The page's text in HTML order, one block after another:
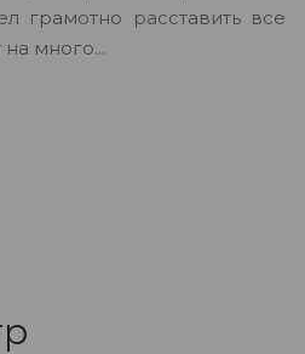
грамотно расставить все
на много...